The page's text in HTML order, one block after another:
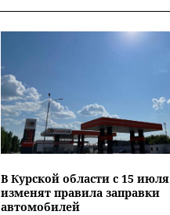
В Курской области с 15 июля
изменят правила заправки
автомобилей